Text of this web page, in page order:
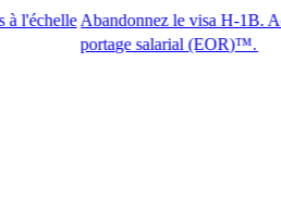
Abandonnez le visa H-1B. Accédez
portage salarial (EOR)™.​​